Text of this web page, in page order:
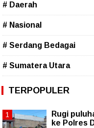
# Daerah
# Nasional
# Serdang Bedagai
# Sumatera Utara
TERPOPULER
Rugi
ke Polres